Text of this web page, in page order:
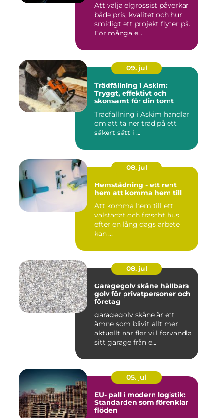
Att välja elgrossist påverkar
både pris, kvalitet och hur
smidigt ett projekt flyter på.
För många e...
09. jul
Trädfällning i Askim:
Tryggt, effektivt och
skonsamt för din tomt
Trädfällning i Askim handlar
om att ta ner träd på ett
säkert sätt i ...
08. jul
Hemstädning - ett rent
hem att komma hem till
Att komma hem till ett
välstädat och fräscht hus
efter en lång dags arbete
kan ...
08. jul
Garagegolv skåne hållbara
golv för privatpersoner och
företag
garagegolv skåne är ett
ämne som blivit allt mer
aktuellt när fler vill förvandla
sitt garage från e...
05. jul
EU- pall i modern logistik:
Standarden som förenklar
flöden